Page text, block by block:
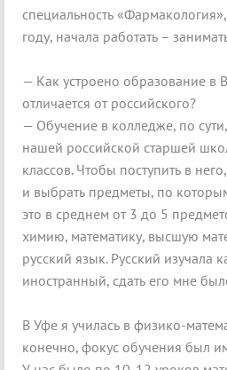
специальность
году, начала работать –
— Как устроено образование в
отличается от российского?
— Обучение в колледже, по
нашей российской старшей
классов. Чтобы поступить в
и выбрать предметы, по
это в среднем от 3 до 5
химию, математику, высшую
русский язык. Русский изучала
иностранный, сдать его мне
В Уфе я училась в физико-
конечно, фокус обучения был